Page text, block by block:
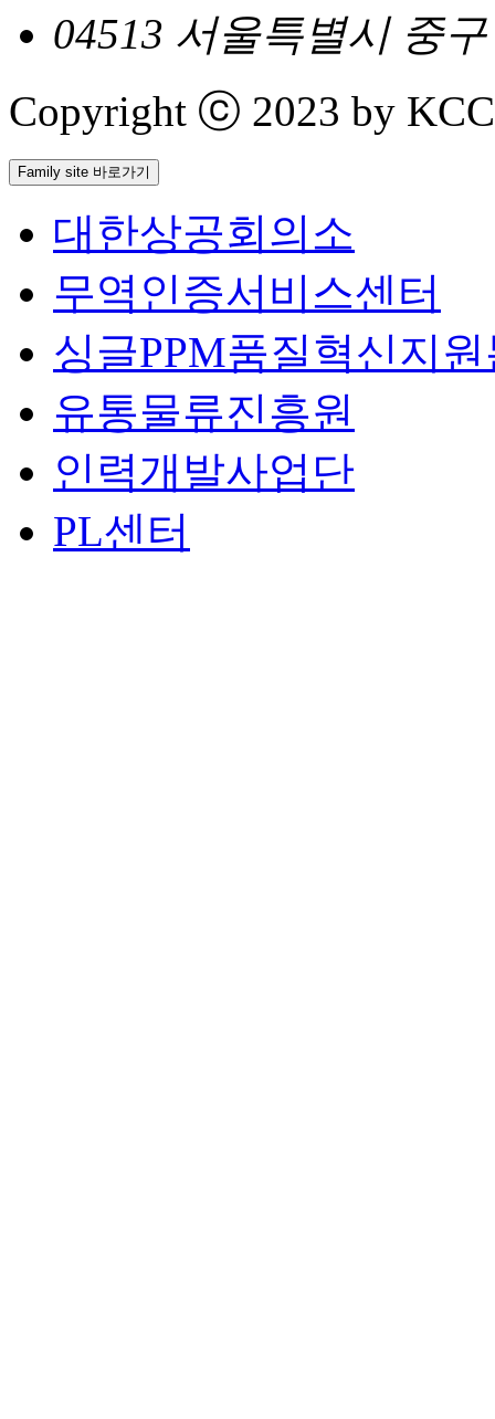
04513 서울특별시 중
Copyright ⓒ 2023 by
Family site 바로가기
대한상공회의소
무역인증서비스센터
싱글PPM품질혁신지
유통물류진흥원
인력개발사업단
PL센터